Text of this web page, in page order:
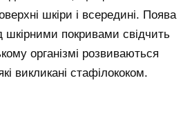
шкіри і всередині. Поява
шкірними покривами свідчить
організмі розвиваються
викликані стафілококом.